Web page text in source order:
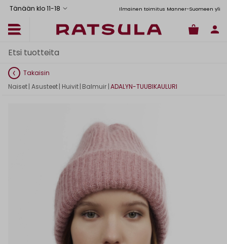
Tänään klo 11-18
Toimituskulut alk. 6,90€ Ilmainen toimitus Manner-Suomeen yli
Takaisin
Naiset| Asusteet| Huivit | Balmuir |ADALYN-TUUBIKAULURI